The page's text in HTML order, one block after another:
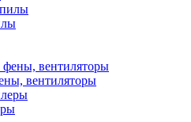
вентиляторы